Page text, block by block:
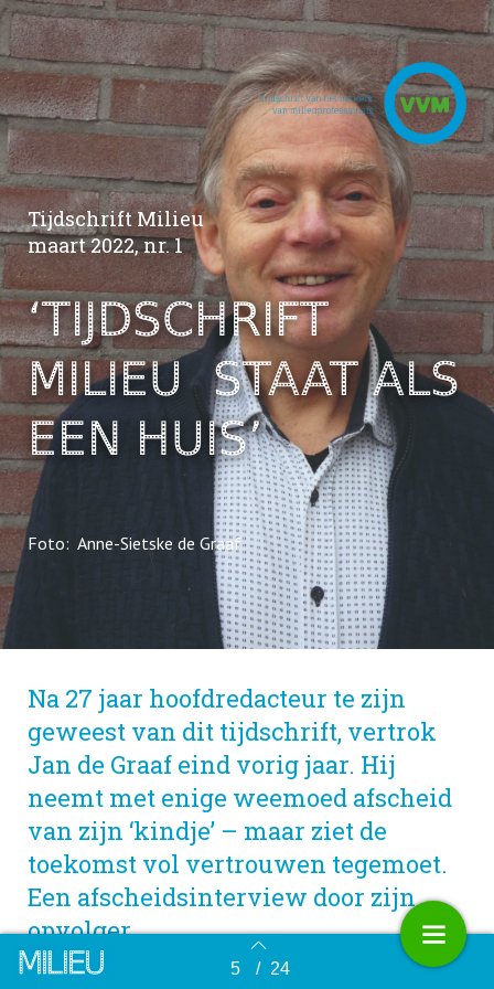
Terug naar overzicht 5 / 24
Tijdschrift Milieu
maart 2022, nr. 1
‘TIJDSCHRIFT
MILIEUSTAAT ALS
EEN HUIS’
Foto: Anne-Sietske de Graaf
Na 27 jaar hoofdredacteur te zijn
geweest van dit tijdschrift, vertrok
Jan de Graaf eind vorig jaar. Hij
neemt met enige weemoed afscheid
van zijn ‘kindje’ – maar ziet de
toekomst vol vertrouwen tegemoet.
Een afscheidsinterview door zijn
opvolger.